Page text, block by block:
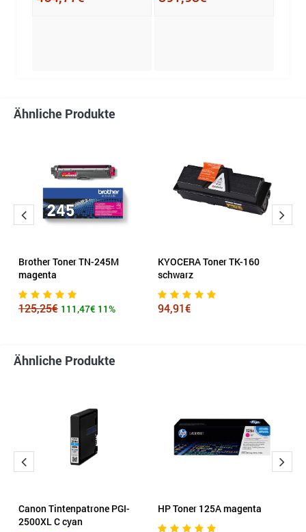
Ähnliche Produkte
Brother Toner TN-245M
magenta
125,25€ 111,47€ 11%
KYOCERA Toner TK-160
schwarz
94,91€
Ähnliche Produkte
Canon Tintenpatrone PGI-
2500XL C cyan
HP Toner 125A magenta